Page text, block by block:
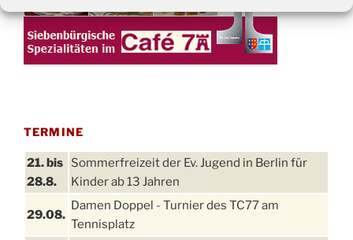
TERMINE
21. bis
28.8.
Sommerfreizeit der Ev. Jugend in Berlin für
Kinder ab 13 Jahren
29.08.
Damen Doppel - Turnier des TC77 am
Tennisplatz